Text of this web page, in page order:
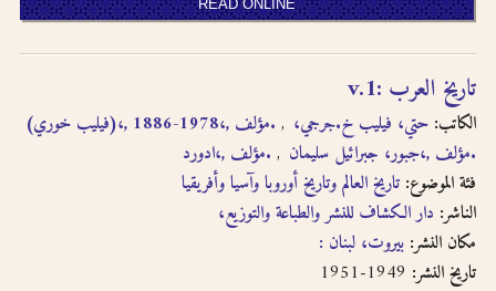
Try searching
places in English,
Egypt, Egypte, Misr.
Try searching
subject terms in
English, French, or
الفرنسية أو باللغة الإنجليزية
حاول البحث باستخدام ال-
التعريف أو بدونها
لا تستعمل الحركة على الحرف
الأخير من الكلمة في الترجمة
الصوتية باستثناء حالة التنوين
بالفتحتين
READ ONLINE
تاريخ العرب :‪‪‪‪‪‪‪‪‪ v.1
الكاتب: حتي، فيليب خ.‪‪‪‪‪‪‪‪‪ (فيليب خوري)،‪‪‪‪‪‪‪‪‪, 1886-1978،, مؤلف.‪‪‪‪‪‪‪‪‪جرجي،
جبور، جبرائيل سليمان،‪‪‪‪‪‪‪‪‪, مؤلف.‪‪‪‪‪‪‪‪‪
فئة الموضوع: تاريخ العالم وتاريخ أوروبا وآسيا وأفريقيا
الناشر: دار الكشاف للنشر والطباعة والتوزيع،‪‪‪‪‪‪‪‪‪
مكان النشر: بيروت، لبنان :‪‪‪‪‪‪‪‪‪
تاريخ النشر: